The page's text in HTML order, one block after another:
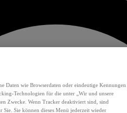
Daten wie Browserdaten oder eindeutige Kennungen
Technologien für die unter „Wir und unsere
Zwecke. Wenn Tracker deaktiviert sind, sind
Sie können dieses Menü jederzeit wieder